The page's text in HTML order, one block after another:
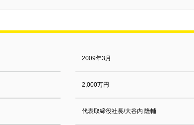
2009年3月
2,000万円
代表取締役社長/大谷内 隆輔